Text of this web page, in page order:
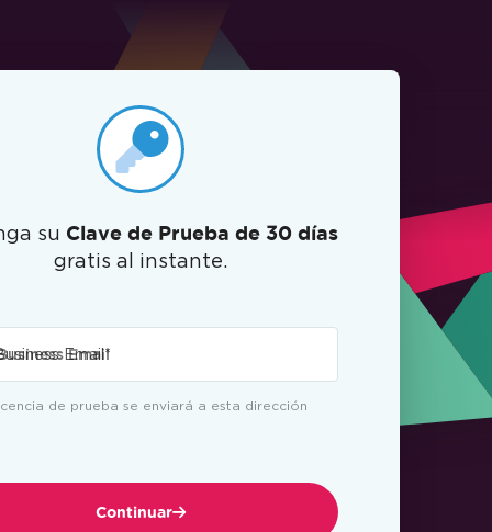
su Clave de Prueba de 30 días
gratis al instante.
Email*
de prueba se enviará a esta dirección
Continuar